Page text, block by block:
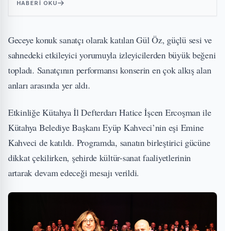
HABERI OKU
Geceye konuk sanatçı olarak katılan Gül Öz, güçlü sesi ve
sahnedeki etkileyici yorumuyla izleyicilerden büyük beğeni
topladı. Sanatçının performansı konserin en çok alkış alan
anları arasında yer aldı.
Etkinliğe Kütahya İl Defterdarı Hatice İşcen Ercoşman ile
Kütahya Belediye Başkanı Eyüp Kahveci’nin eşi Emine
Kahveci de katıldı. Programda, sanatın birleştirici gücüne
dikkat çekilirken, şehirde kültür-sanat faaliyetlerinin
artarak devam edeceği mesajı verildi.